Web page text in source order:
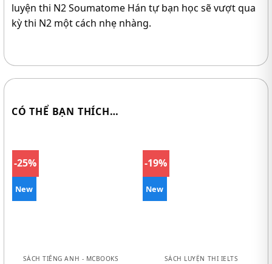
luyện thi N2 Soumatome Hán tự bạn học sẽ vượt qua
kỳ thi N2 một cách nhẹ nhàng.
CÓ THỂ BẠN THÍCH…
-25%
New
SÁCH TIẾNG ANH - MCBOOKS
-19%
New
SÁCH LUYỆN THI IELTS